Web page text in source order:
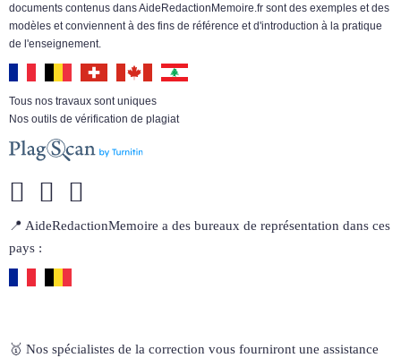
documents contenus dans AideRedactionMemoire.fr sont des exemples et des
modèles et conviennent à des fins de référence et d'introduction à la pratique
de l'enseignement.
Tous nos travaux sont uniques
Nos outils de vérification de plagiat
📍 AideRedactionMemoire a des bureaux de représentation dans ces
pays :
🥇 Nos spécialistes de la correction vous fourniront une assistance